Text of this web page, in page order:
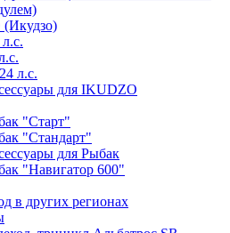
л.с.
для IKUDZO
"Старт"
"Стандарт"
для Рыбак
"Навигатор 600"
в других регионах